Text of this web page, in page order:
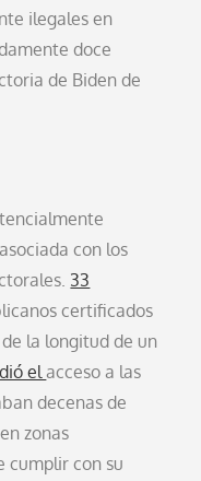
ilegales en
doce
de Biden de
con los
33
certificados
la longitud de un
elacceso a las
decenas de
zonas
cumplir con su